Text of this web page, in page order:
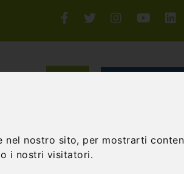
nel nostro sito, per mostrarti
i nostri visitatori.
BUILDING GIFT EXPERIENCE